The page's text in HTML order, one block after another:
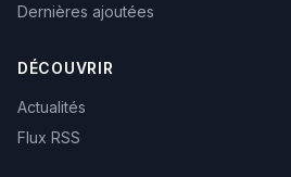
Dernières ajoutées
DÉCOUVRIR
Actualités
Flux RSS